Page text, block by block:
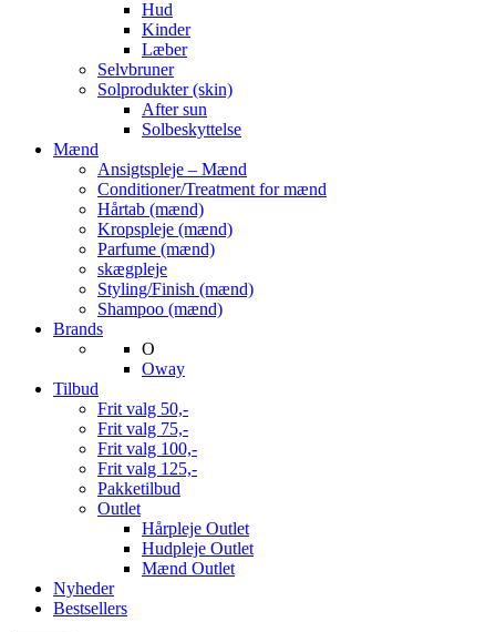
Hud
Kinder
Læber
Selvbruner
Solprodukter (skin)
After sun
Solbeskyttelse
Mænd
Ansigtspleje – Mænd
Conditioner/Treatment for mænd
Hårtab (mænd)
Kropspleje (mænd)
Parfume (mænd)
skægpleje
Styling/Finish (mænd)
Shampoo (mænd)
Brands
O
Oway
Tilbud
Frit valg 50,-
Frit valg 75,-
Frit valg 100,-
Frit valg 125,-
Pakketilbud
Outlet
Hårpleje Outlet
Hudpleje Outlet
Mænd Outlet
Nyheder
Bestsellers